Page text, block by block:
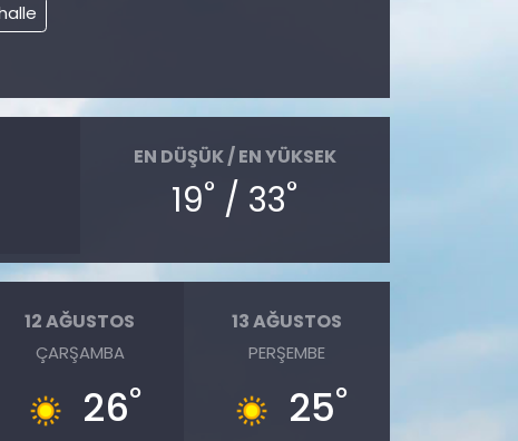
EN DÜŞÜK / EN YÜKSEK
19° / 33°
12 AĞUSTOS
ÇARŞAMBA
26°
13 AĞUSTOS
PERŞEMBE
25°